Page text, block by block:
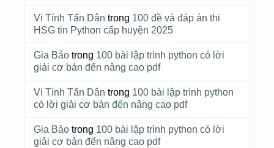
Vi Tính Tấn Dân trong 100 đề và đáp án thi
HSG tin Python cấp huyện 2025
Gia Bảotrong 100 bài lập trình python có lời
giải cơ bản đến nâng cao pdf
Vi Tính Tấn Dân trong 100 bài lập trình python
có lời giải cơ bản đến nâng cao pdf
Gia Bảotrong 100 bài lập trình python có lời
giải cơ bản đến nâng cao pdf